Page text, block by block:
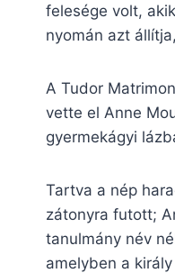
felesége volt,
nyomán azt
A Tudor
vette el Anne
gyermekágyi
Tartva a nép
zátonyra futott;
tanulmány név
amelyben a